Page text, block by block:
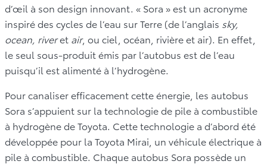
d’œil à son design innovant. « Sora » est un acronyme
inspiré des cycles de l’eau sur Terre (de l’anglais sky,
ocean, riveret air, ou ciel, océan, rivière et air). En effet,
le seul sous-produit émis par l’autobus est de l’eau
puisqu’il est alimenté à l’hydrogène.
Pour canaliser efficacement cette énergie, les autobus
Sora s’appuient sur la technologie de pile à combustible
à hydrogène de Toyota. Cette technologie a d’abord été
développée pour la Toyota Mirai, un véhicule électrique à
pile à combustible. Chaque autobus Sora possède un